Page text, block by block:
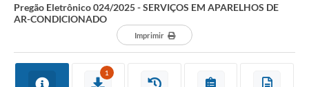
OUVIDORIA
Arquivos para Download
Pregão Eletrônico 024/2025 - SERVIÇOS EM APARELHOS DE
AR-CONDICIONADO
Imprimir
1